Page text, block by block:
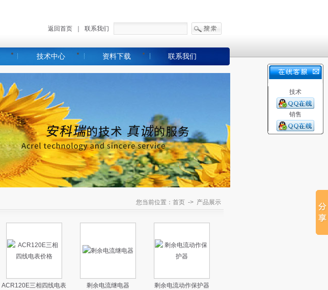
返回首页 联系我们
技术中心 资料下载 联系我们
您当前位置：首页 -> 产品展示
ACR120E三相四线电表
剩余电流继电器 剩余电流动作保护器
技术
销售